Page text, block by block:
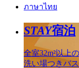
ภาษาไทย
STAY宿泊
全室32m²以上
洗い場つきバ